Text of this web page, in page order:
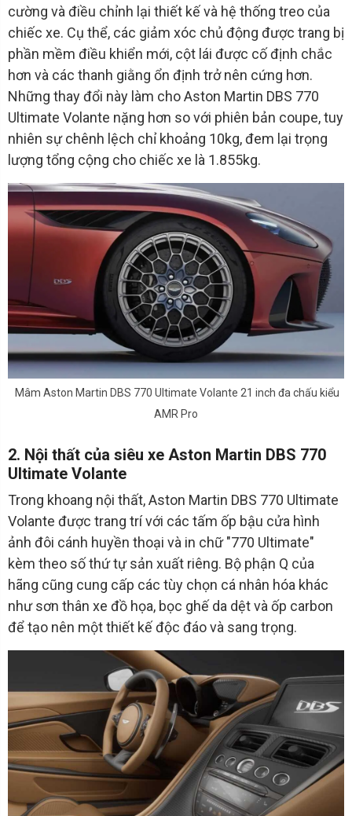
cường và điều chỉnh lại thiết kế và hệ thống treo của
chiếc xe. Cụ thể, các giảm xóc chủ động được trang bị
phần mềm điều khiển mới, cột lái được cố định chắc
hơn và các thanh giằng ổn định trở nên cứng hơn.
Những thay đổi này làm cho Aston Martin DBS 770
Ultimate Volante nặng hơn so với phiên bản coupe, tuy
nhiên sự chênh lệch chỉ khoảng 10kg, đem lại trọng
lượng tổng cộng cho chiếc xe là 1.855kg.
Mâm Aston Martin DBS 770 Ultimate Volante 21 inch đa chấu kiểu
AMR Pro
2. Nội thất của siêu xe Aston Martin DBS 770
Ultimate Volante
Trong khoang nội thất, Aston Martin DBS 770 Ultimate
Volante được trang trí với các tấm ốp bậu cửa hình
ảnh đôi cánh huyền thoại và in chữ "770 Ultimate"
kèm theo số thứ tự sản xuất riêng. Bộ phận Q của
hãng cũng cung cấp các tùy chọn cá nhân hóa khác
như sơn thân xe đồ họa, bọc ghế da dệt và ốp carbon
để tạo nên một thiết kế độc đáo và sang trọng.